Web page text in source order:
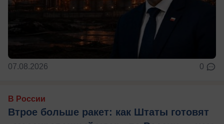
07.08.2026 0
В России
Втрое больше ракет: как Штаты готовят